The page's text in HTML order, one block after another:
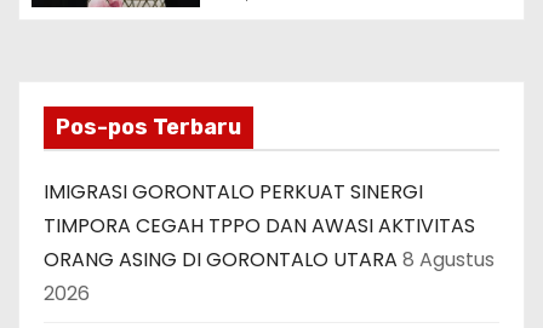
Pos-pos Terbaru
IMIGRASI GORONTALO PERKUAT SINERGI
TIMPORA CEGAH TPPO DAN AWASI AKTIVITAS
ORANG ASING DI GORONTALO UTARA 8 Agustus
2026